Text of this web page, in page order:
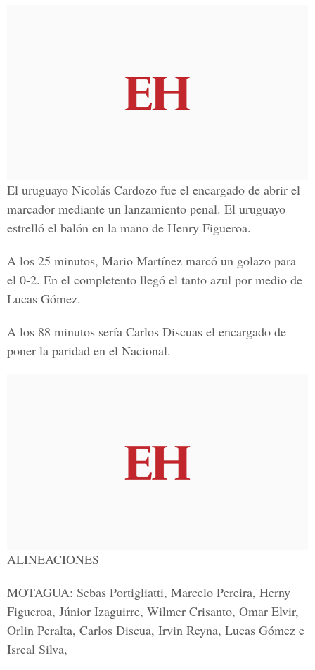
El uruguayo Nicolás Cardozo fue el encargado de abrir el
marcador mediante un lanzamiento penal. El uruguayo
estrelló el balón en la mano de Henry Figueroa.
A los 25 minutos, Mario Martínez marcó un golazo para
el 0-2. En el completento llegó el tanto azul por medio de
Lucas Gómez.
A los 88 minutos sería Carlos Discuas el encargado de
poner la paridad en el Nacional.
ALINEACIONES
MOTAGUA: Sebas Portigliatti, Marcelo Pereira, Herny
Figueroa, Júnior Izaguirre, Wilmer Crisanto, Omar Elvir,
Orlin Peralta, Carlos Discua, Irvin Reyna, Lucas Gómez e
Isreal Silva,